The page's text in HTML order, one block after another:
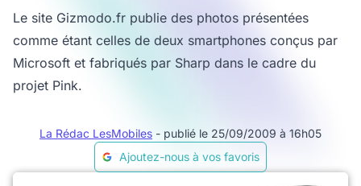
Le site Gizmodo.fr publie des photos présentées
comme étant celles de deux smartphones conçus par
Microsoft et fabriqués par Sharp dans le cadre du
projet Pink.
La Rédac LesMobiles - publié le 25/09/2009 à 16h05
Ajoutez-nous à vos favoris